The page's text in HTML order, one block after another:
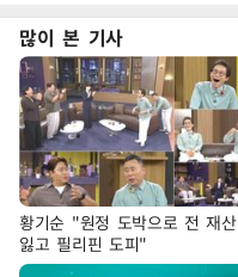
많이 본 기사
황기순 "원정 도박으로 전 재산
잃고 필리핀 도피"